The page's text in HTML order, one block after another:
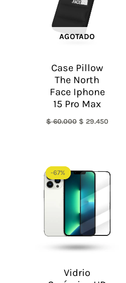
AGOTADO
Case Pillow
The North
Face Iphone
15 Pro Max
$60.000 $ 29.450
-67%
-67%
Vidrio
precio
original
era:
$ 60.000.
actual
es: